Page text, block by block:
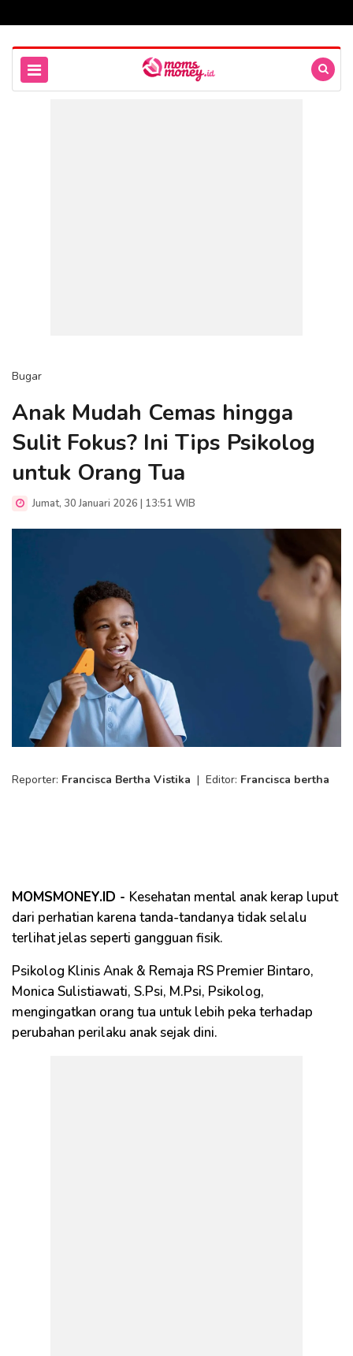
Bugar
Anak Mudah Cemas hingga
Sulit Fokus? Ini Tips Psikolog
untuk Orang Tua
Jumat, 30 Januari 2026 | 13:51 WIB
Reporter: Francisca Bertha Vistika | Editor: Francisca bertha
MOMSMONEY.ID - Kesehatan mental anak kerap luput
dari perhatian karena tanda-tandanya tidak selalu
terlihat jelas seperti gangguan fisik.
Psikolog Klinis Anak & Remaja RS Premier Bintaro,
Monica Sulistiawati, S.Psi, M.Psi, Psikolog,
mengingatkan orang tua untuk lebih peka terhadap
perubahan perilaku anak sejak dini.